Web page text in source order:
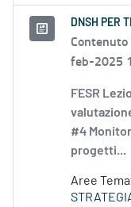
DNSH PER
feb-2025
FESR
#4
progetti...
Aree